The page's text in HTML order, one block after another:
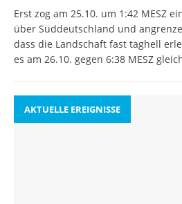
Erst zog am 25.10. um 1:42 MESZ
über Süddeutschland und
dass die Landschaft fast taghell
es am 26.10. gegen 6:38 MESZ
AKTUELLE EREIGNISSE